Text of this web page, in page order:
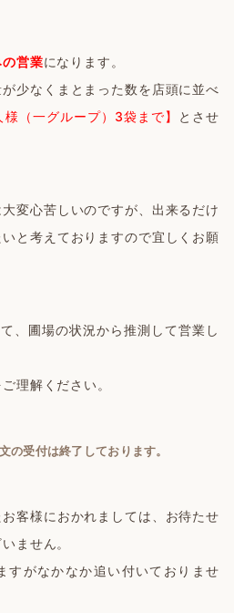
営業になります。
少なくまとまった数を店頭に並べ
様（一グループ）3袋まで】
とさせ
変心苦しいのですが、出来るだけ
と考えておりますので宜しくお願
、圃場の状況から推測して営業し
理解ください。
の受付は終了しております。
客様におかれましては、お待たせ
ません。
すがなかなか追い付いておりませ